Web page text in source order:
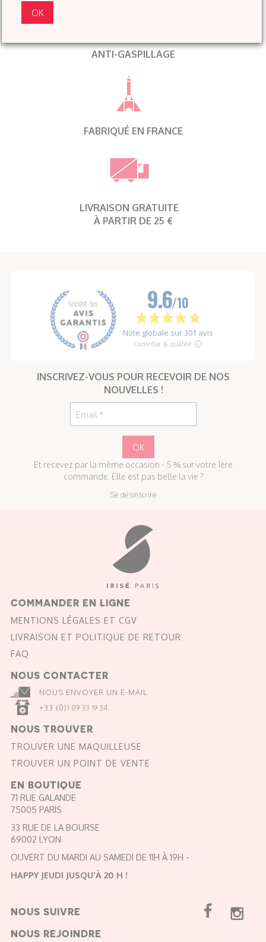
ANTI-GASPILLAGE
FABRIQUÉ EN FRANCE
LIVRAISON GRATUITE
À PARTIR DE 25 €
INSCRIVEZ-VOUS POUR RECEVOIR DE NOS
NOUVELLES !
Et recevez par la même occasion - 5 % sur votre 1ère
commande. Elle est pas belle la vie ?
Se désinscrire
COMMANDER EN LIGNE
MENTIONS LÉGALES ET CGV
LIVRAISON ET POLITIQUE DE RETOUR
FAQ
NOUS CONTACTER
NOUS ENVOYER UN E-MAIL
+33 (0)1 89 33 19 34
NOUS TROUVER
TROUVER UNE MAQUILLEUSE
TROUVER UN POINT DE VENTE
EN BOUTIQUE
71 RUE GALANDE
75005 PARIS
33 RUE DE LA BOURSE
69002 LYON
OUVERT DU MARDI AU SAMEDI DE 11H À 19H -
HAPPY JEUDI JUSQU'À 20 H !
NOUS SUIVRE
NOUS REJOINDRE